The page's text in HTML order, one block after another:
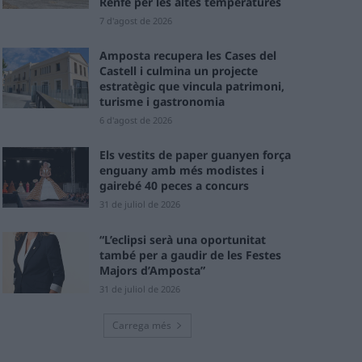
7 d'agost de 2026
Amposta recupera les Cases del
Castell i culmina un projecte
estratègic que vincula patrimoni,
turisme i gastronomia
6 d'agost de 2026
Els vestits de paper guanyen força
enguany amb més modistes i
gairebé 40 peces a concurs
31 de juliol de 2026
“L’eclipsi serà una oportunitat
també per a gaudir de les Festes
Majors d’Amposta”
31 de juliol de 2026
Carrega més